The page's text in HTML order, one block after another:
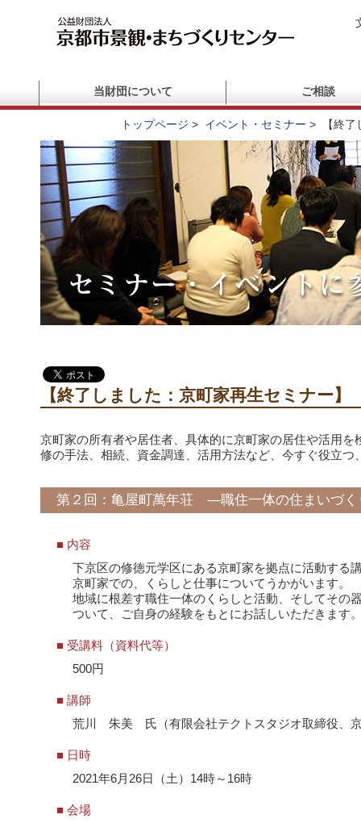
当財団について ご相談
トップページ > イベント・セミナー > 【終
【終了しました：京町家再生セミナー】
京町家の所有者や居住者、具体的に京町家の居住や活用
修の手法、相続、資金調達、活用方法など、今すぐ役立
第２回：亀屋町萬年荘 ―職住一体の住まいづく
■ 内容
下京区の修徳元学区にある京町家を拠点に活動する
京町家での、くらしと仕事についてうかがいます。
地域に根差す職住一体のくらしと活動、そしてその
ついて、ご自身の経験をもとにお話しいただきます
■ 受講料（資料代等）
500円
■ 講師
荒川 朱美 氏（有限会社テクトスタジオ取締役、
■ 日時
2021年6月26日（土）14時～16時
■ 会場